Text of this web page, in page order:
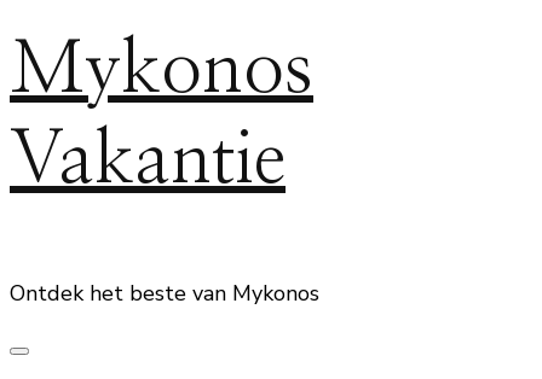
Mykonos
Vakantie
Ontdek het beste van Mykonos